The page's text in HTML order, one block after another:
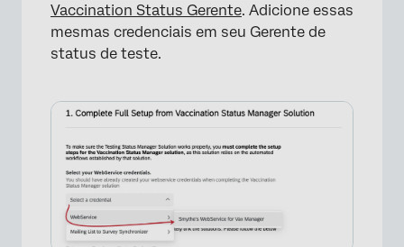
Vaccination Status Gerente. Adicione essas
mesmas credenciais em seu Gerente de
status de teste.